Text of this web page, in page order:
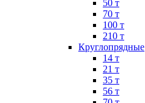
50 т
70 т
100 т
210 т
Круглопрядные
14 т
21 т
35 т
56 т